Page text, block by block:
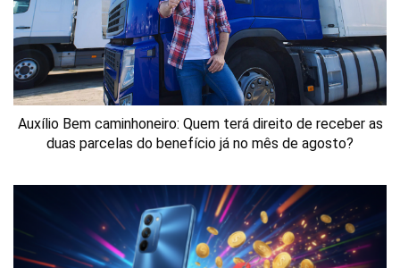
Auxílio Bem caminhoneiro: Quem terá direito de receber as
duas parcelas do benefício já no mês de agosto?